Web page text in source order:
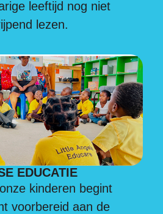
leeftijd nog niet
lezen.
EDUCATIE
kinderen begint
voorbereid aan de